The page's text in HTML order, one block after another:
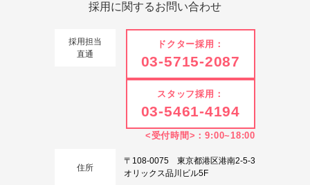
採用に関するお問い合わせ
採用担当
直通
ドクター採用：
03-5715-2087
スタッフ採用：
03-5461-4194
<受付時間>：9:00~18:00
住所
〒108-0075 東京都港区港南2-5-3
オリックス品川ビル5F